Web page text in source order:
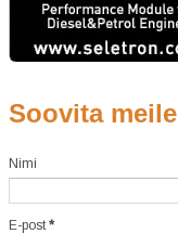
Soovita meile
Nimi
E-post*